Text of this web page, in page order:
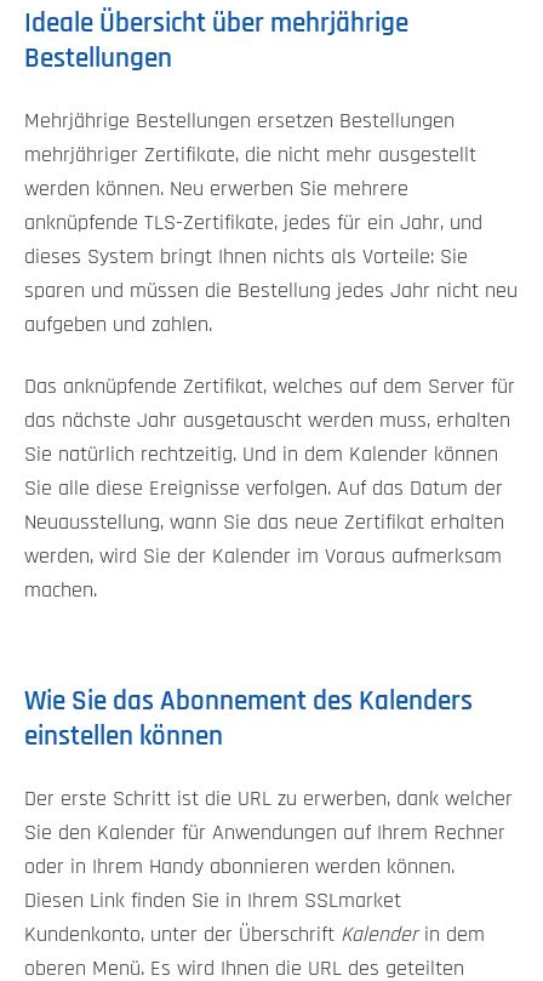
Ideale Übersicht über mehrjährige
Bestellungen
Mehrjährige Bestellungen ersetzen Bestellungen
mehrjähriger Zertifikate, die nicht mehr ausgestellt
werden können. Neu erwerben Sie mehrere
anknüpfende TLS-Zertifikate, jedes für ein Jahr, und
dieses System bringt Ihnen nichts als Vorteile: Sie
sparen und müssen die Bestellung jedes Jahr nicht neu
aufgeben und zahlen.
Das anknüpfende Zertifikat, welches auf dem Server für
das nächste Jahr ausgetauscht werden muss, erhalten
Sie natürlich rechtzeitig. Und in dem Kalender können
Sie alle diese Ereignisse verfolgen. Auf das Datum der
Neuausstellung, wann Sie das neue Zertifikat erhalten
werden, wird Sie der Kalender im Voraus aufmerksam
machen.
Wie Sie das Abonnement des Kalenders
einstellen können
Der erste Schritt ist die URL zu erwerben, dank welcher
Sie den Kalender für Anwendungen auf Ihrem Rechner
oder in Ihrem Handy abonnieren werden können.
Diesen Link finden Sie in Ihrem SSLmarket
Kundenkonto, unter der Überschrift Kalenderin dem
oberen Menü. Es wird Ihnen die URL des geteilten